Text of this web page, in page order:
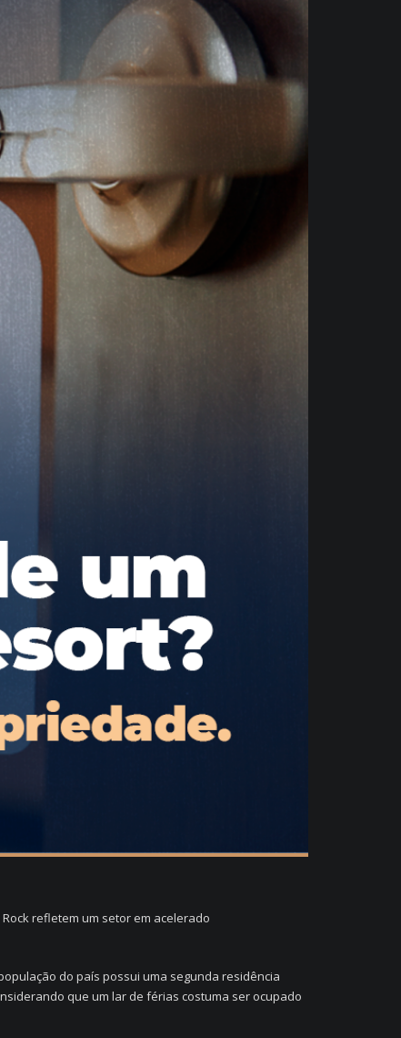
refletem um setor em acelerado
do país possui uma segunda residência
que um lar de férias costuma ser ocupado